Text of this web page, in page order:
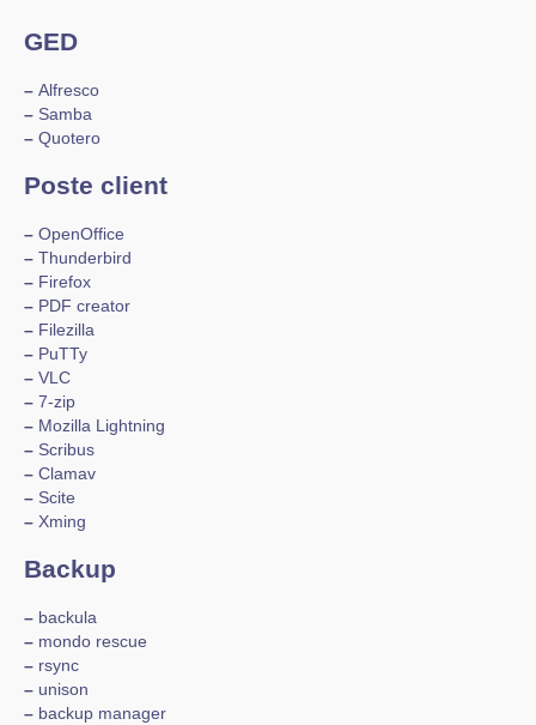
GED
– Alfresco
– Samba
– Quotero
Poste client
– OpenOffice
– Thunderbird
– Firefox
– PDF creator
– Filezilla
– PuTTy
– VLC
– 7-zip
– Mozilla Lightning
– Scribus
– Clamav
– Scite
– Xming
Backup
– backula
– mondo rescue
– rsync
– unison
– backup manager